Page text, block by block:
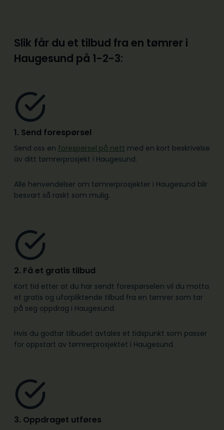
Slik får du et tilbud fra en tømrer i
Haugesund på 1-2-3:
1. Send forespørsel
Send oss en forespørsel på nett med en kort beskrivelse
av ditt tømrerprosjekt i Haugesund.
Alle henvendelser om tømrerprosjekter i Haugesund blir
besvart så raskt som mulig.
2. Få et gratis tilbud
Kort tid etter at du har sendt forespørselen vil du motta
et gratis og uforpliktende tilbud fra en tømrer som tar
på seg oppdrag i Haugesund.
Hvis du godtar tilbudet avtales et tidspunkt som passer
for oppstart av tømrerprosjektet i Haugesund.
3. Oppdraget utføres